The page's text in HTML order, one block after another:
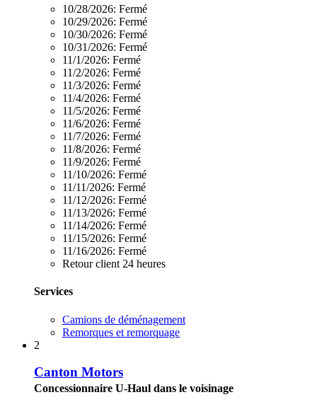
10/28/2026: Fermé
10/29/2026: Fermé
10/30/2026: Fermé
10/31/2026: Fermé
11/1/2026: Fermé
11/2/2026: Fermé
11/3/2026: Fermé
11/4/2026: Fermé
11/5/2026: Fermé
11/6/2026: Fermé
11/7/2026: Fermé
11/8/2026: Fermé
11/9/2026: Fermé
11/10/2026: Fermé
11/11/2026: Fermé
11/12/2026: Fermé
11/13/2026: Fermé
11/14/2026: Fermé
11/15/2026: Fermé
11/16/2026: Fermé
Retour client 24 heures
Services
Camions de déménagement
Remorques et remorquage
2
Canton Motors
Concessionnaire U-Haul dans le voisinage